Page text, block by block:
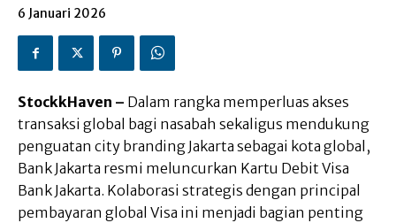
6 Januari 2026
StockkHaven – Dalam rangka memperluas akses
transaksi global bagi nasabah sekaligus mendukung
penguatan city branding Jakarta sebagai kota global,
Bank Jakarta resmi meluncurkan Kartu Debit Visa
Bank Jakarta. Kolaborasi strategis dengan principal
pembayaran global Visa ini menjadi bagian penting